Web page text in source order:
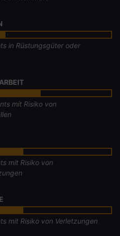
in Rüstungsgüter oder
mit Risiko von
mit Risiko von
mit Risiko von Verletzungen